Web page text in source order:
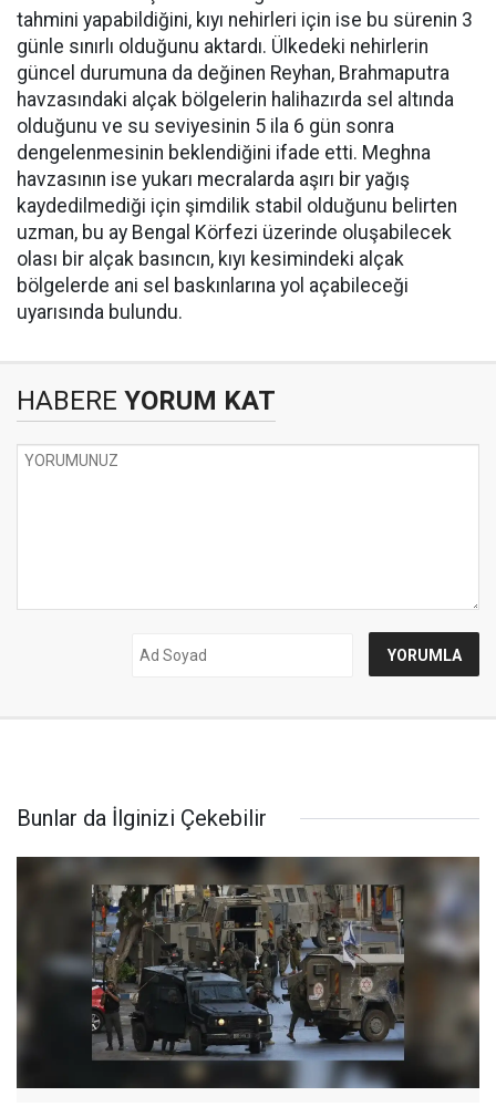
tahmini yapabildiğini, kıyı nehirleri için ise bu sürenin 3
günle sınırlı olduğunu aktardı. Ülkedeki nehirlerin
güncel durumuna da değinen Reyhan, Brahmaputra
havzasındaki alçak bölgelerin halihazırda sel altında
olduğunu ve su seviyesinin 5 ila 6 gün sonra
dengelenmesinin beklendiğini ifade etti. Meghna
havzasının ise yukarı mecralarda aşırı bir yağış
kaydedilmediği için şimdilik stabil olduğunu belirten
uzman, bu ay Bengal Körfezi üzerinde oluşabilecek
olası bir alçak basıncın, kıyı kesimindeki alçak
bölgelerde ani sel baskınlarına yol açabileceği
uyarısında bulundu.
HABERE YORUM KAT
Bunlar da İlginizi Çekebilir